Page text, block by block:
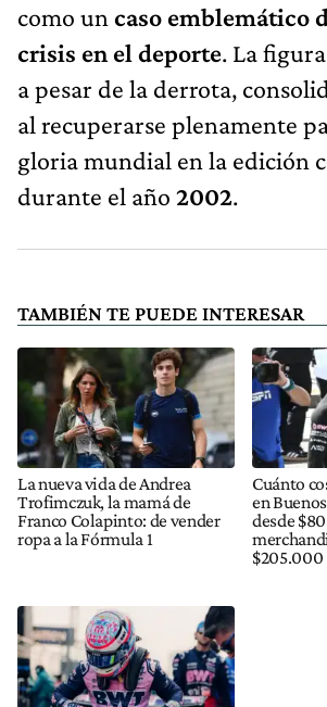
como un caso emblemático
crisis en el deporte. La
a pesar de la derrota,
al recuperarse plenamente
gloria mundial en la edición
durante el año 2002.
TAMBIÉN TE PUEDE INTERESAR
La nueva vida de Andrea
Trofimczuk, la mamá de
Franco Colapinto: de vender
ropa a la Fórmula 1
Cuánto
en
desde
$205.000